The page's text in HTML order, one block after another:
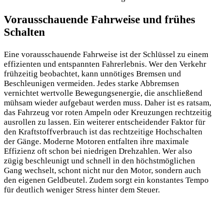
Vorausschauende Fahrweise und frühes
Schalten
Eine vorausschauende Fahrweise ist der Schlüssel zu einem
effizienten und entspannten Fahrerlebnis. Wer den Verkehr
frühzeitig beobachtet, kann unnötiges Bremsen und
Beschleunigen vermeiden. Jedes starke Abbremsen
vernichtet wertvolle Bewegungsenergie, die anschließend
mühsam wieder aufgebaut werden muss. Daher ist es ratsam,
das Fahrzeug vor roten Ampeln oder Kreuzungen rechtzeitig
ausrollen zu lassen. Ein weiterer entscheidender Faktor für
den Kraftstoffverbrauch ist das rechtzeitige Hochschalten
der Gänge. Moderne Motoren entfalten ihre maximale
Effizienz oft schon bei niedrigen Drehzahlen. Wer also
zügig beschleunigt und schnell in den höchstmöglichen
Gang wechselt, schont nicht nur den Motor, sondern auch
den eigenen Geldbeutel. Zudem sorgt ein konstantes Tempo
für deutlich weniger Stress hinter dem Steuer.